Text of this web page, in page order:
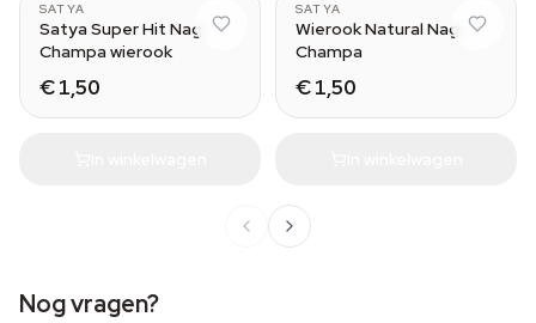
SATYA
Satya Super Hit Nag
Champa wierook
€ 1,50
SATYA
Wierook Natural Nag
Champa
€ 1,50
Nog vragen?